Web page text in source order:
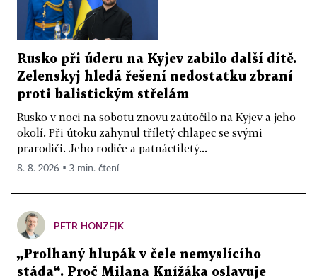
Rusko při úderu na Kyjev zabilo další dítě.
Zelenskyj hledá řešení nedostatku zbraní
proti balistickým střelám
Rusko v noci na sobotu znovu zaútočilo na Kyjev a jeho
okolí. Při útoku zahynul tříletý chlapec se svými
prarodiči. Jeho rodiče a patnáctiletý...
8. 8. 2026 ▪ 3 min. čtení
PETR HONZEJK
„Prolhaný hlupák v čele nemyslícího
stáda“. Proč Milana Knížáka oslavuje